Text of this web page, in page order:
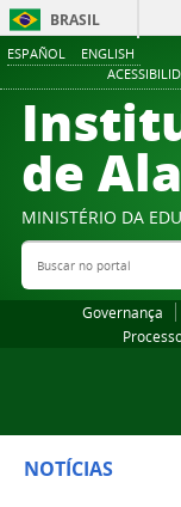
ESPAÑOL ENGLISH
BRASIL
de
MINISTÉRIO DA
Buscar no portal
Governança
NOTÍCIAS